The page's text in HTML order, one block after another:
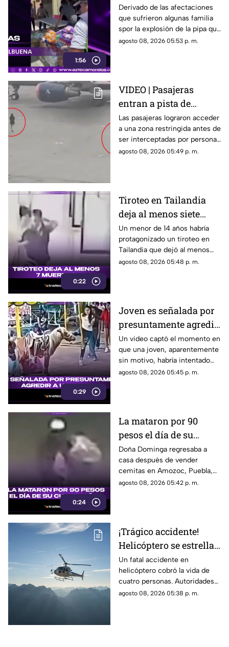
1:56
familias afectadas por
la explosión de pipa en
Cuernavaca
Derivado de las afectaciones
que sufrieron algunas familia
spor la explosión de la pipa que
transportaba gas LP,
agosto 08, 2026 05:53 p. m.
VIDEO | Pasajeras
entran a pista de
aeropuerto tras perder
su vuelo; autoridades
logran detenerlas
Las pasajeras lograron acceder
a una zona restringida antes de
ser interceptadas por personal
del aeropuerto.
agosto 08, 2026 05:49 p. m.
0:22
Tiroteo en Tailandia
deja al menos siete
muertos
Un menor de 14 años habría
protagonizado un tiroteo en
Tailandia que dejó al menos
siete personas muertas, entre
agosto 08, 2026 05:48 p. m.
0:29
Joven es señalada por
presuntamente agredir
a un pony en feria de
Pueblo Mágico
Un video captó el momento en
que una joven, aparentemente
sin motivo, habría intentado
agredir a un pequeño pony.
agosto 08, 2026 05:45 p. m.
0:24
La mataron por 90
pesos el día de su
cumpleaños; Este es el
caso de Doña Dominga
Doña Dominga regresaba a
casa después de vender
cemitas en Amozoc, Puebla,
cuando presuntamente un
agosto 08, 2026 05:42 p. m.
¡Trágico accidente!
Helicóptero se estrella
en zona boscosa y
mueren cuatro
personas
Un fatal accidente en
helicóptero cobró la vida de
cuatro personas. Autoridades
confirmaron que la aeronave
agosto 08, 2026 05:38 p. m.